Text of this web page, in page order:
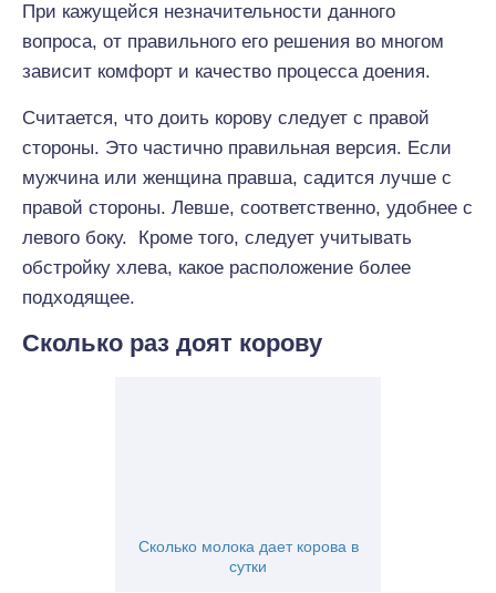
При кажущейся незначительности данного
вопроса, от правильного его решения во многом
зависит комфорт и качество процесса доения.
Считается, что доить корову следует с правой
стороны. Это частично правильная версия. Если
мужчина или женщина правша, садится лучше с
правой стороны. Левше, соответственно, удобнее с
левого боку. Кроме того, следует учитывать
обстройку хлева, какое расположение более
подходящее.
Сколько раз доят корову
Сколько молока дает корова в
сутки